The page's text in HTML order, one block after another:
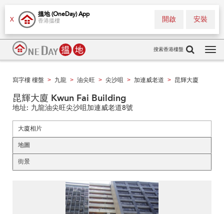
X
搵地 (OneDay) App
香港搵樓 安裝
開啟
搜索香港樓盤
寫字樓 樓盤 > 九龍 > 油尖旺 > 尖沙咀 > 加連威老道 > 昆輝大廈
昆輝大廈 Kwun Fai Building
地址: 九龍油尖旺尖沙咀加連威老道8號
大廈相片
地圖
街景